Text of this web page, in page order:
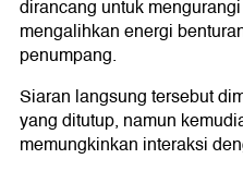
dirancang untuk
mengalihkan energi
penumpang.
Siaran langsung tersebut
yang ditutup, namun
memungkinkan interaksi